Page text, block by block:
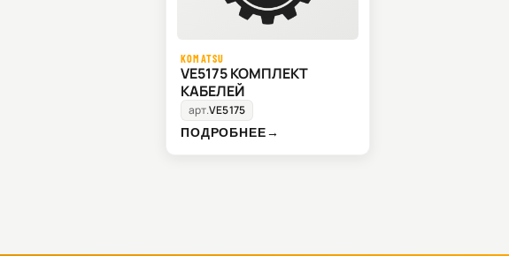
KOMATSU
VE5175 КОМПЛЕКТ
КАБЕЛЕЙ
арт.VE5175
ПОДРОБНЕЕ→